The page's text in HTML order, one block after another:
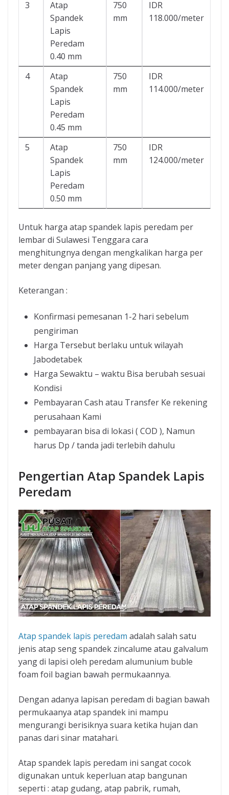
3
Atap
Spandek
Lapis
Peredam
0.40 mm
750
mm
IDR
118.000/meter
4
Atap
Spandek
Lapis
Peredam
0.45 mm
750
mm
IDR
114.000/meter
5
Atap
Spandek
Lapis
Peredam
0.50 mm
750
mm
IDR
124.000/meter
Untuk harga atap spandek lapis peredam per
lembar di Sulawesi Tenggara cara
menghitungnya dengan mengkalikan harga per
meter dengan panjang yang dipesan.
Keterangan :
Konfirmasi pemesanan 1-2 hari sebelum
pengiriman
Harga Tersebut berlaku untuk wilayah
Jabodetabek
Harga Sewaktu – waktu Bisa berubah sesuai
Kondisi
Pembayaran Cash atau Transfer Ke rekening
perusahaan Kami
pembayaran bisa di lokasi ( COD ), Namun
harus Dp / tanda jadi terlebih dahulu
Pengertian Atap Spandek Lapis
Peredam
Atap spandek lapis peredam adalah salah satu
jenis atap seng spandek zincalume atau galvalum
yang di lapisi oleh peredam alumunium buble
foam foil bagian bawah permukaannya.
Dengan adanya lapisan peredam di bagian bawah
permukaanya atap spandek ini mampu
mengurangi berisiknya suara ketika hujan dan
panas dari sinar matahari.
Atap spandek lapis peredam ini sangat cocok
digunakan untuk keperluan atap bangunan
seperti : atap gudang, atap pabrik, rumah,